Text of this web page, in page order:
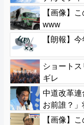
【画像】
www
【朗報】
ショート
ギレ
中道改革連
お前誰？」
【画像】